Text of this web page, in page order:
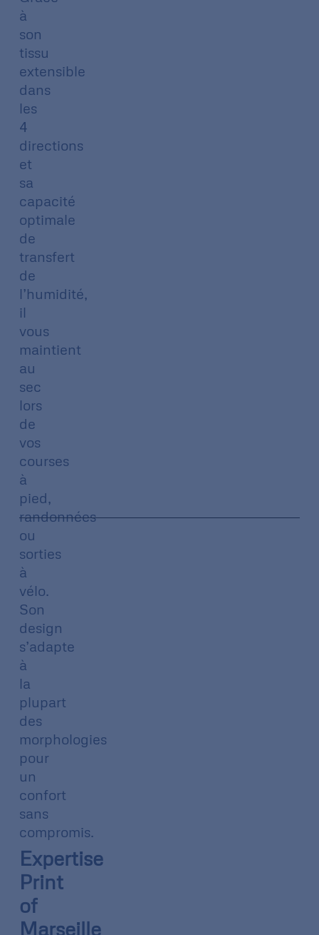
à
son
tissu
extensible
dans
les
4
directions
et
sa
capacité
optimale
de
transfert
de
l’humidité,
il
vous
maintient
au
sec
lors
de
vos
courses
à
pied,
randonnées
ou
sorties
à
vélo.
Son
design
s’adapte
à
la
plupart
des
morphologies
pour
un
confort
sans
compromis.
Expertise
Print
of
Marseille